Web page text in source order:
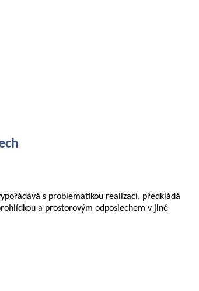
s problematikou realizací, předkládá
a prostorovým odposlechem v jiné